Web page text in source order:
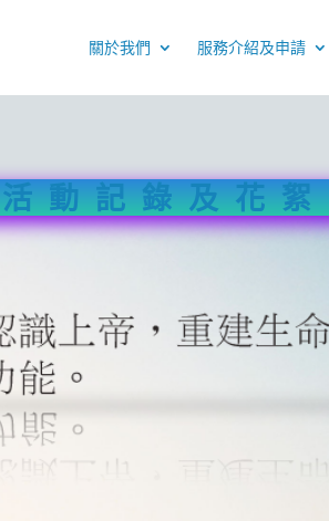
關於我們 服務介紹及申請
活動記錄及花絮